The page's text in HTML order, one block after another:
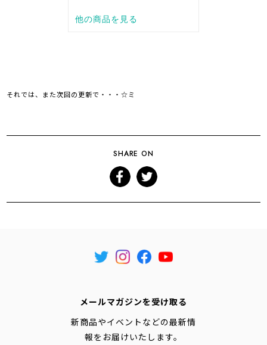
それでは、また次回の更新で・・・☆ミ
SHARE ON
メールマガジンを受け取る
新商品やイベントなどの最新情
報をお届けいたします。